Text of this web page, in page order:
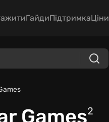
ГайдиПідтримкаЦіни
Games2